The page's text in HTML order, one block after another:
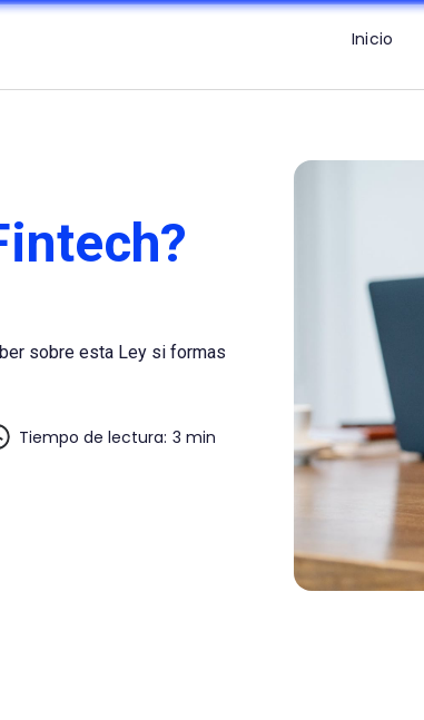
Inicio
sobre esta Ley si formas
Tiempo de lectura: 3 min